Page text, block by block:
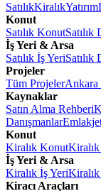
SatılıkKiralıkYatırım
Konut
Satılık KonutSatılık
İş Yeri & Arsa
Satılık İş YeriSatılık
Projeler
Tüm ProjelerAnkara
Kaynaklar
Satın Alma Rehberi
Danışmanlar
Konut
Kiralık Konut
İş Yeri & Arsa
Kiralık İş Yeri
Kiracı Araçları